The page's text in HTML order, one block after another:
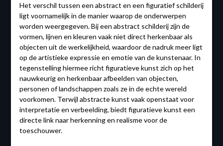
Het verschil tussen een abstract en een figuratief schilderij
ligt voornamelijk in de manier waarop de onderwerpen
worden weergegeven. Bij een abstract schilderij zijn de
vormen, lijnen en kleuren vaak niet direct herkenbaar als
objecten uit de werkelijkheid, waardoor de nadruk meer ligt
op de artistieke expressie en emotie van de kunstenaar. In
tegenstelling hiermee richt figuratieve kunst zich op het
nauwkeurig en herkenbaar afbeelden van objecten,
personen of landschappen zoals ze in de echte wereld
voorkomen. Terwijl abstracte kunst vaak openstaat voor
interpretatie en verbeelding, biedt figuratieve kunst een
directe link naar herkenning en realisme voor de
toeschouwer.